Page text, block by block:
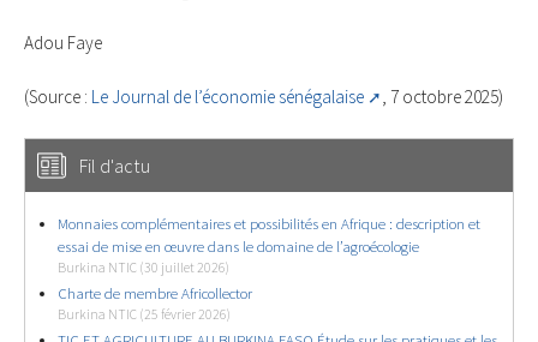
Adou Faye
(Source : Le Journal de l’économie sénégalaise , 7 octobre 2025)
Fil d'actu
Monnaies complémentaires et possibilités en Afrique : description et
essai de mise en œuvre dans le domaine de l’agroécologie
Burkina NTIC (30 juillet 2026)
Charte de membre Africollector
Burkina NTIC (25 février 2026)